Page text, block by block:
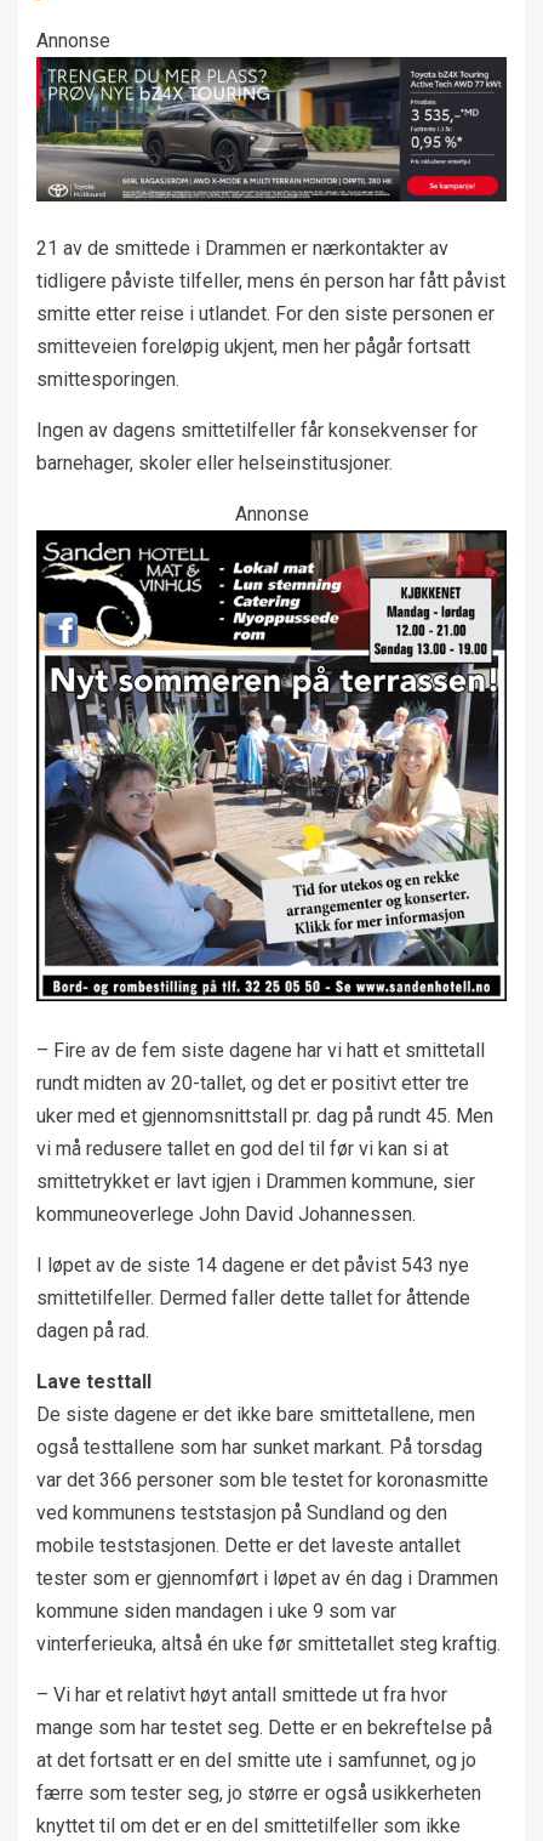
Annonse
21 av de smittede i Drammen er nærkontakter av
tidligere påviste tilfeller, mens én person har fått påvist
smitte etter reise i utlandet. For den siste personen er
smitteveien foreløpig ukjent, men her pågår fortsatt
smittesporingen.
Ingen av dagens smittetilfeller får konsekvenser for
barnehager, skoler eller helseinstitusjoner.
Annonse
– Fire av de fem siste dagene har vi hatt et smittetall
rundt midten av 20-tallet, og det er positivt etter tre
uker med et gjennomsnittstall pr. dag på rundt 45. Men
vi må redusere tallet en god del til før vi kan si at
smittetrykket er lavt igjen i Drammen kommune, sier
kommuneoverlege John David Johannessen.
I løpet av de siste 14 dagene er det påvist 543 nye
smittetilfeller. Dermed faller dette tallet for åttende
dagen på rad.
Lave testtall
De siste dagene er det ikke bare smittetallene, men
også testtallene som har sunket markant. På torsdag
var det 366 personer som ble testet for koronasmitte
ved kommunens teststasjon på Sundland og den
mobile teststasjonen. Dette er det laveste antallet
tester som er gjennomført i løpet av én dag i Drammen
kommune siden mandagen i uke 9 som var
vinterferieuka, altså én uke før smittetallet steg kraftig.
– Vi har et relativt høyt antall smittede ut fra hvor
mange som har testet seg. Dette er en bekreftelse på
at det fortsatt er en del smitte ute i samfunnet, og jo
færre som tester seg, jo større er også usikkerheten
knyttet til om det er en del smittetilfeller som ikke